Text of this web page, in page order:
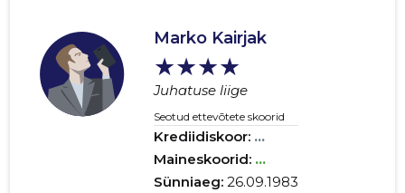
Marko Kairjak
★★★★
Juhatuse liige
Seotud ettevõtete skoorid
Krediidiskoor: ...
Maineskoorid: ...
Sünniaeg:26.09.1983